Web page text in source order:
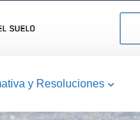
y Resoluciones